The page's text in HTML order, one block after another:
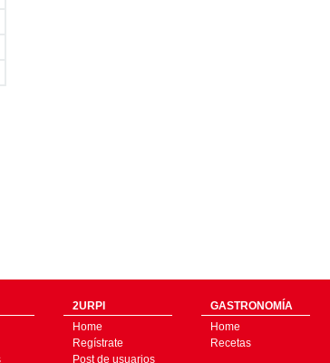
2URPI
Home
Regístrate
Post de usuarios
GASTRONOMÍA
Home
Recetas